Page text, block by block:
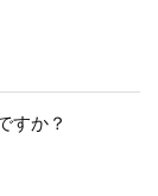
すか？